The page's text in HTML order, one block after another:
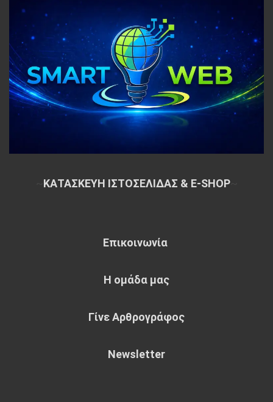
ΚΑΤΑΣΚΕΥΗ ΙΣΤΟΣΕΛΙΔΑΣ & E-SHOP~
Επικοινωνία
Η ομάδα μας
Γίνε Αρθρογράφος
Newsletter